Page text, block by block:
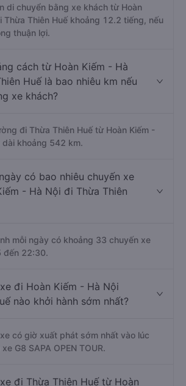
di chuyển bằng xe khách từ Hoàn
Thừa Thiên Huế khoảng 12.2 tiếng, nếu
thuận lợi.
cách từ Hoàn Kiếm - Hà
Huế là bao nhiêu km nếu
xe khách?
đi Thừa Thiên Huế từ Hoàn Kiếm -
dài khoảng 542 km.
có bao nhiêu chuyến xe
- Hà Nội đi Thừa Thiên
mỗi ngày có khoảng 33 chuyến xe
đến 22:30.
đi Hoàn Kiếm - Hà Nội
nào khởi hành sớm nhất?
có giờ xuất phát sớm nhất vào lúc
G8 SAPA OPEN TOUR.
đi Thừa Thiên Huế từ Hoàn